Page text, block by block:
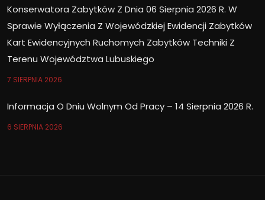
Konserwatora Zabytków Z Dnia 06 Sierpnia 2026 R. W
Sprawie Wyłączenia Z Wojewódzkiej Ewidencji Zabytków
Kart Ewidencyjnych Ruchomych Zabytków Techniki Z
Terenu Województwa Lubuskiego
7 SIERPNIA 2026
Informacja O Dniu Wolnym Od Pracy – 14 Sierpnia 2026 R.
6 SIERPNIA 2026